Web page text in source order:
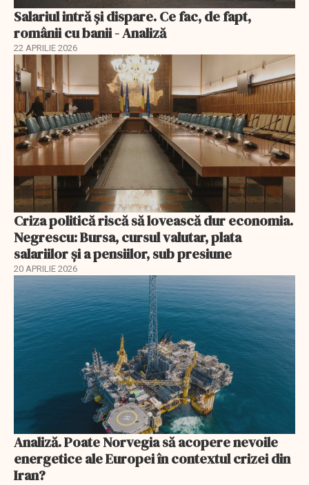
Salariul intră și dispare. Ce fac, de fapt,
românii cu banii - Analiză
22 APRILIE 2026
Criza politică riscă să lovească dur economia.
Negrescu: Bursa, cursul valutar, plata
salariilor şi a pensiilor, sub presiune
20 APRILIE 2026
Analiză. Poate Norvegia să acopere nevoile
energetice ale Europei în contextul crizei din
Iran?